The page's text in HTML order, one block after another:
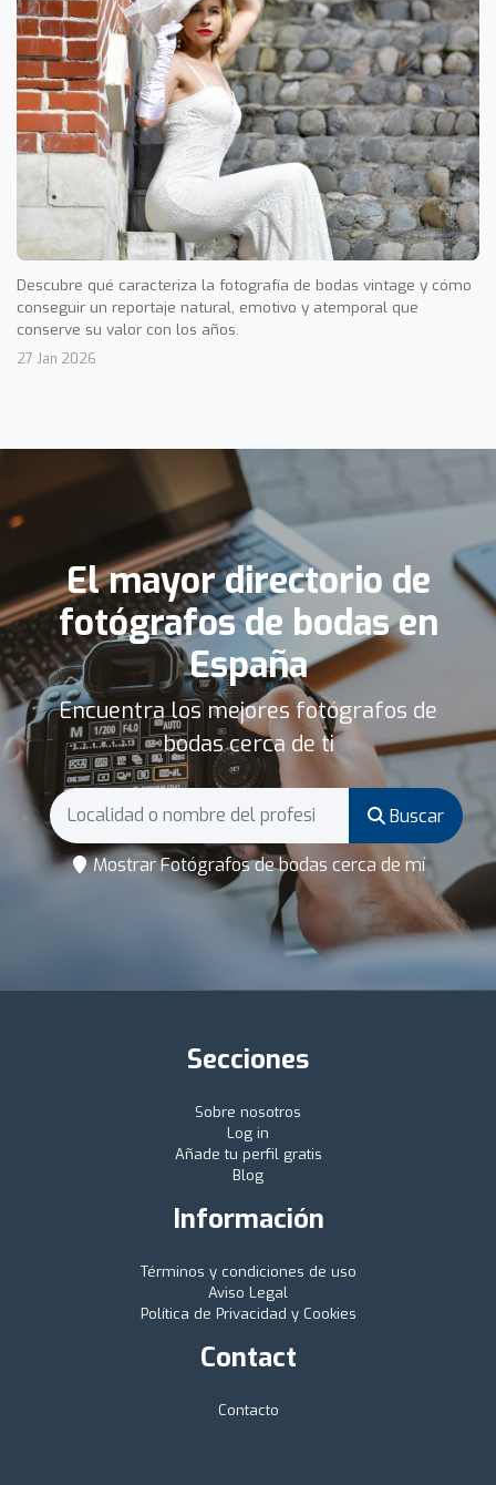
Descubre qué caracteriza la fotografía de bodas vintage y cómo
conseguir un reportaje natural, emotivo y atemporal que
conserve su valor con los años.
27 Jan 2026
El mayor directorio de
fotógrafos de bodas en
España
Encuentra los mejores fotógrafos de
bodas cerca de ti
Buscar
Mostrar Fotógrafos de bodas cerca de mí
Secciones
Sobre nosotros
Log in
Añade tu perfil gratis
Blog
Información
Términos y condiciones de uso
Aviso Legal
Política de Privacidad y Cookies
Contact
Contacto